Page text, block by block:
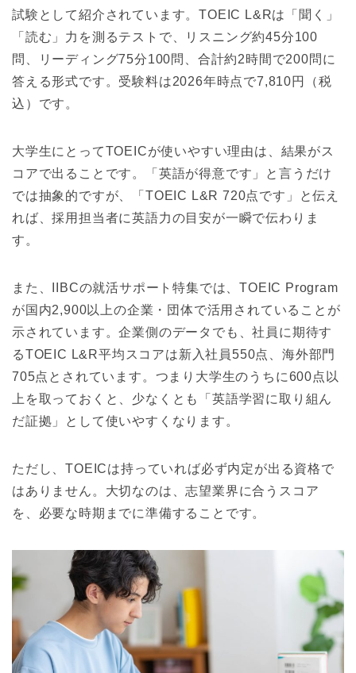
試験として紹介されています。TOEIC L&Rは「聞く」
「読む」力を測るテストで、リスニング約45分100
問、リーディング75分100問、合計約2時間で200問に
答える形式です。受験料は2026年時点で7,810円（税
込）です。
大学生にとってTOEICが使いやすい理由は、結果がス
コアで出ることです。「英語が得意です」と言うだけ
では抽象的ですが、「TOEIC L&R 720点です」と伝え
れば、採用担当者に英語力の目安が一瞬で伝わりま
す。
また、IIBCの就活サポート特集では、TOEIC Program
が国内2,900以上の企業・団体で活用されていることが
示されています。企業側のデータでも、社員に期待す
るTOEIC L&R平均スコアは新入社員550点、海外部門
705点とされています。つまり大学生のうちに600点以
上を取っておくと、少なくとも「英語学習に取り組ん
だ証拠」として使いやすくなります。
ただし、TOEICは持っていれば必ず内定が出る資格で
はありません。大切なのは、志望業界に合うスコア
を、必要な時期までに準備することです。